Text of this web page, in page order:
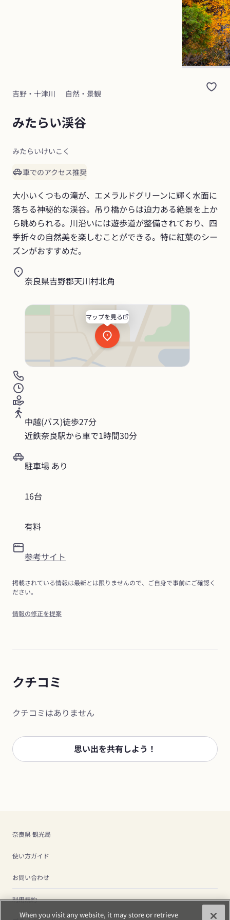
吉野・十津川 自然・景観
みたらい渓谷
みたらいけいこく
車でのアクセス推奨
大小いくつもの滝が、エメラルドグリーンに輝く水面に
落ちる神秘的な渓谷。吊り橋からは迫力ある絶景を上か
ら眺められる。川沿いには遊歩道が整備されており、四
季折々の自然美を楽しむことができる。特に紅葉のシー
ズンがおすすめだ。
奈良県吉野郡天川村北角
マップを見る
中越(バス)徒歩27分
近鉄奈良駅から車で1時間30分
駐車場 あり
16台
有料
参考サイト
掲載されている情報は最新とは限りませんので、ご自身で事前にご確認く
ださい。
情報の修正を提案
クチコミ
クチコミはありません
思い出を共有しよう！
奈良県 観光局
使い方ガイド
お問い合わせ
利用規約
When you visit any website, it may store or retrieve